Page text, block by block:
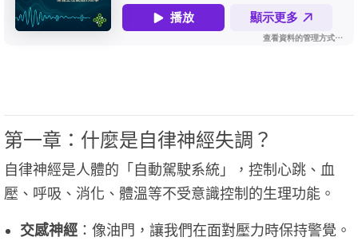
第一章：什麼是自律神經失調？
自律神經是人體的「自動駕駛系統」，控制心跳、血
壓、呼吸、消化、體溫等不受意識控制的生理功能。
交感神經 ：像油門，讓我們在面對壓力時保持警覺。